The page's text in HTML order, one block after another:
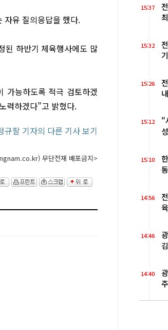
자유 질의응답을 했다.
된 하반기 체육행사에도 많
가능하도록 적극 검토하겠
력하겠다”고 밝혔다.
규팔 기자의 다른 기사 보기
무단전재 배포금지>
15:37
15:32
15:26
15:12
"
15:10
14:56
14:46
14:40